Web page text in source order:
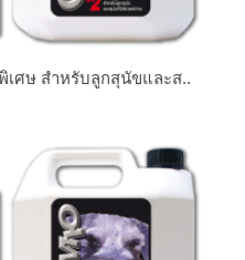
เศษ สำหรับลูกสุนัขและส..